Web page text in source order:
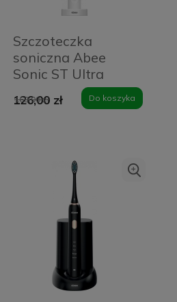
Szczoteczka
soniczna Abee
Sonic ST Ultra
126,00 zł
169,00 zł Do koszyka